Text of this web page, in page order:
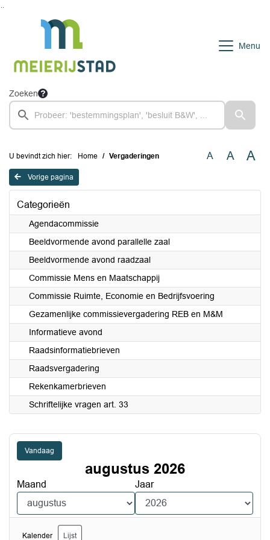
Menu
Zoeken
U bevindt zich hier: Home Vergaderingen A A A
Vorige pagina
Categorieën
Agendacommissie
Beeldvormende avond parallelle zaal
Beeldvormende avond raadzaal
Commissie Mens en Maatschappij
Commissie Ruimte, Economie en Bedrijfsvoering
Gezamenlijke commissievergadering REB en M&M
Informatieve avond
Raadsinformatiebrieven
Raadsvergadering
Rekenkamerbrieven
Schriftelijke vragen art. 33
Vandaag
augustus 2026
Maand Jaar
Kalender Lijst